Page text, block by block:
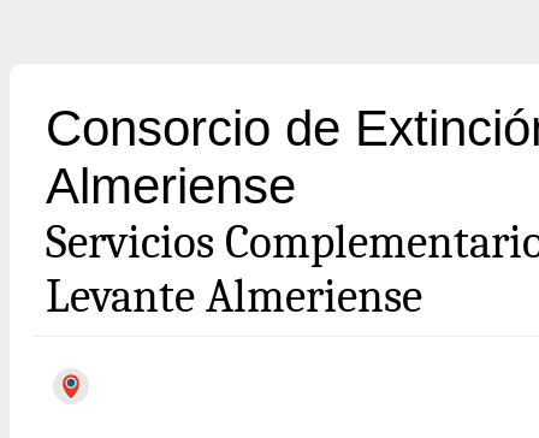
Consorcio de
Almeriense
Servicios
Levante Almeriense